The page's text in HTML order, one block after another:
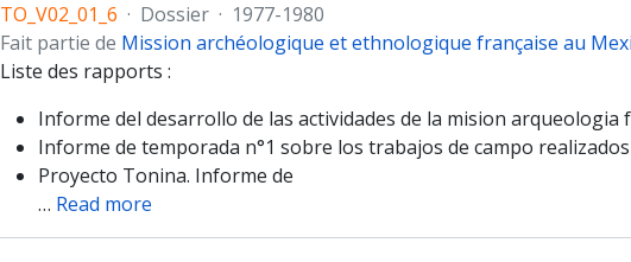
TO_V02_01_6 · Dossier · 1977-1980
Fait partie de Mission archéologique et ethnologique française au
Liste des rapports :
Informe del desarrollo de las actividades de la mision arqueologia
Informe de temporada n°1 sobre los trabajos de campo
Proyecto Tonina. Informe de
… Read more